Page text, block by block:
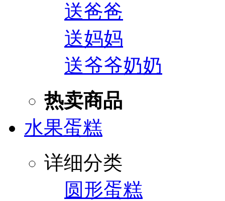
送爸爸
送妈妈
送爷爷奶奶
热卖商品
水果蛋糕
详细分类
圆形蛋糕